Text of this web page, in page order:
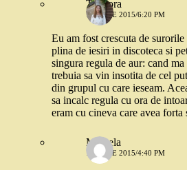
Teodora
16 IULIE 2015/6:20 PM
Eu am fost crescuta de
plina de iesiri in discoteca si
singura regula de aur: cand ma
trebuia sa vin insotita de cel
din grupul cu care ieseam.
sa incalc regula cu ora de
eram cu cineva care avea forta
Mihaela
17 IULIE 2015/4:40 PM